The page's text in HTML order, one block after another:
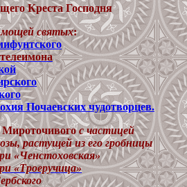
Креста Господня
святых:
Почаевских чудотворцев.
с частицей
растущей из его гробницы
«Ченстоховская»
«Троеручица»